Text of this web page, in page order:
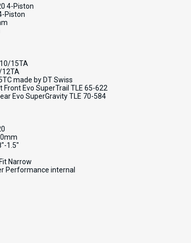
4-Piston
Piston
15TA
12TA
made by DT Swiss
Evo SuperTrail TLE 65-622
Evo SuperGravity TLE 70-584
1.5"
Narrow
Performance internal